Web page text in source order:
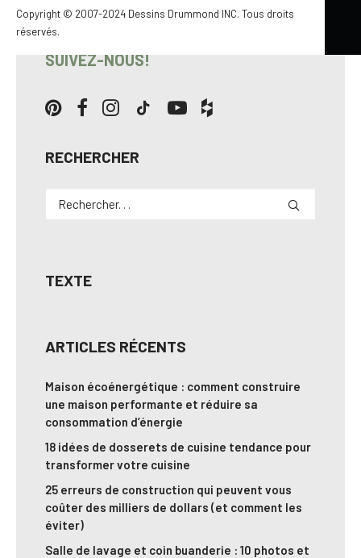
Copyright © 2007-2024 Dessins Drummond INC. Tous droits
réservés.
SUIVEZ-NOUS!
RECHERCHER
TEXTE
ARTICLES RÉCENTS
Maison écoénergétique : comment construire
une maison performante et réduire sa
consommation d’énergie
18 idées de dosserets de cuisine tendance pour
transformer votre cuisine
25 erreurs de construction qui peuvent vous
coûter des milliers de dollars (et comment les
éviter)
Salle de lavage et coin buanderie : 10 photos et